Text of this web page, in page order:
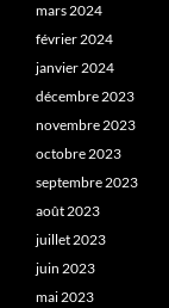
mars 2024
février 2024
janvier 2024
décembre 2023
novembre 2023
octobre 2023
septembre 2023
août 2023
juillet 2023
juin 2023
mai 2023